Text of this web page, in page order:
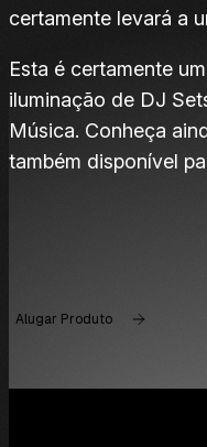
certamente levará a
Esta é certamente
iluminação de DJ
Música. Conheça
também disponível
Alugar Produto